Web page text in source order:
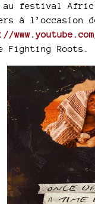
au festival
à l’occasion
Fighting Roots.